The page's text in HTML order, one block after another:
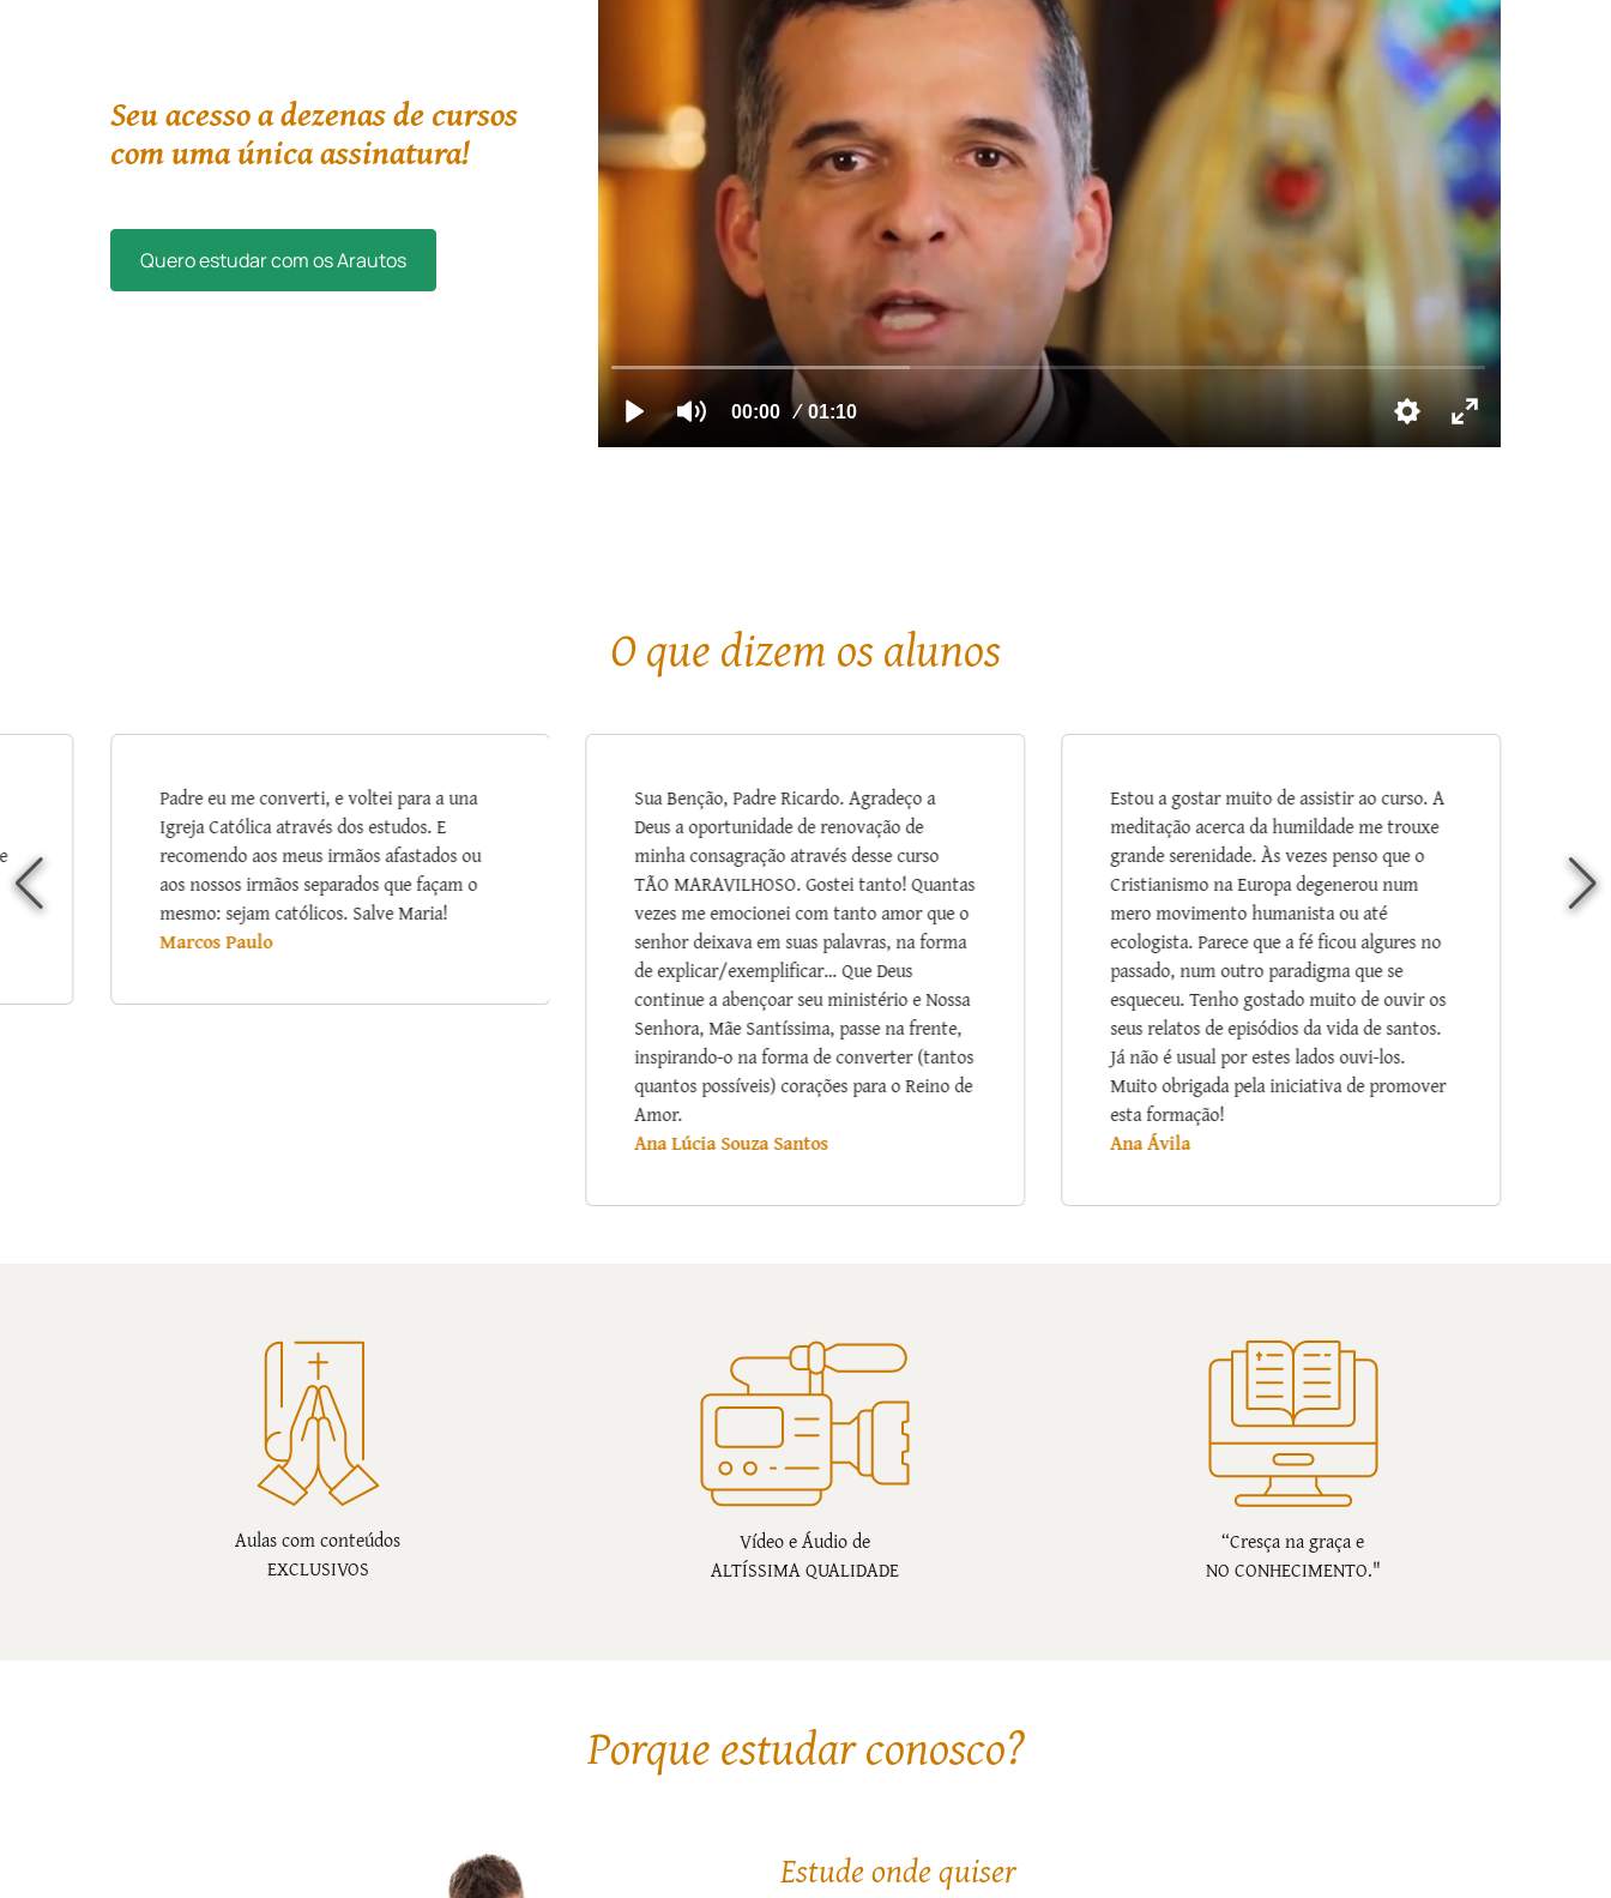
Seu acesso a dezenas de cursos
com uma única assinatura!
Quero estudar com os Arautos
O que dizem os alunos
Sua Benção, Padre Ricardo. Agradeço a
Deus a oportunidade de renovação de
minha consagração através desse curso
TÃO MARAVILHOSO. Gostei tanto! Quantas
vezes me emocionei com tanto amor que o
senhor deixava em suas palavras, na forma
continue a abençoar seu ministério e Nossa
Estou a gostar muito de assistir ao curso. A
meditação acerca da humildade me trouxe
grande serenidade. Às vezes penso que o
Cristianismo na Europa degenerou num
mero movimento humanista ou até
ecologista. Parece que a fé ficou algures no
passado, num outro paradigma que se
esqueceu. Tenho gostado muito de ouvir os
seus relatos de episódios da vida de santos.
Já não é usual por estes lados ouvi-los.
Muito obrigada pela iniciativa de promover
esta formação!
Ana Ávila
Salve Maria! Muitíssimo interessante os
fatos, nos ajudam a crescer mais no amor e
na fé! Que Nossa Senhora abençoe aos
Padres Arautos por tão substancioso e
riquíssimo apostolado.
Marina de Freitas
Aulas com conteúdos
EXCLUSIVOS
Vídeo e Áudio de
ALTÍSSIMA QUALIDADE
“Cresça na graça e
NO CONHECIMENTO."
Porque estudar conosco?
Estude onde quiser